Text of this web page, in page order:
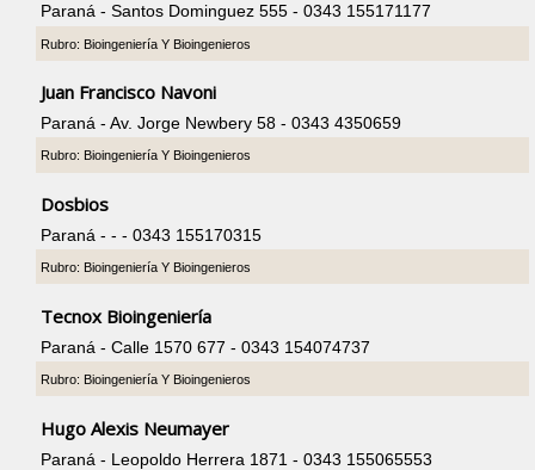
Paraná - Santos Dominguez 555 - 0343 155171177
Rubro: Bioingeniería Y Bioingenieros
Juan Francisco Navoni
Paraná - Av. Jorge Newbery 58 - 0343 4350659
Rubro: Bioingeniería Y Bioingenieros
Dosbios
Paraná - - - 0343 155170315
Rubro: Bioingeniería Y Bioingenieros
Tecnox Bioingeniería
Paraná - Calle 1570 677 - 0343 154074737
Rubro: Bioingeniería Y Bioingenieros
Hugo Alexis Neumayer
Paraná - Leopoldo Herrera 1871 - 0343 155065553